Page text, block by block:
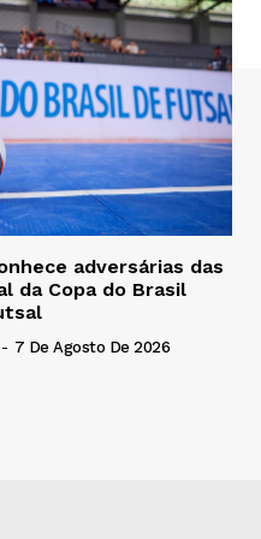
adversárias das
da Copa do Brasil
- 7 De Agosto De 2026